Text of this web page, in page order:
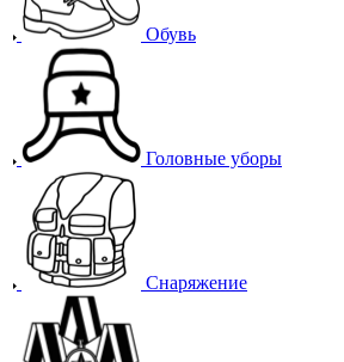
Обувь
Головные уборы
Снаряжение